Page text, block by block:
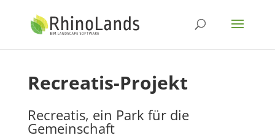
Recreatis-Projekt
Recreatis, ein Park für die
Gemeinschaft